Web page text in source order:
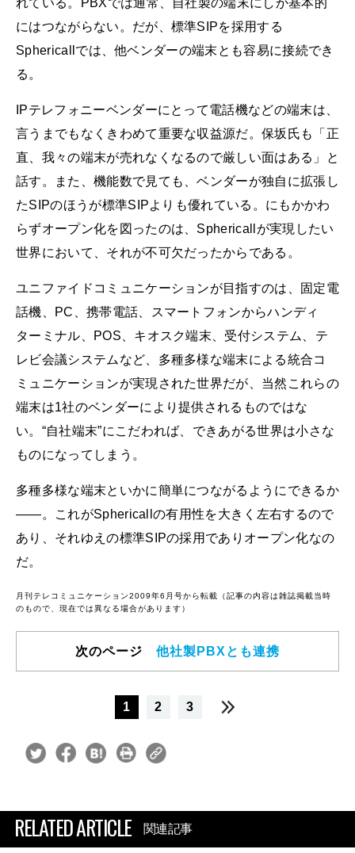
にはつながらない。だが、標準SIPを採用する
Sphericallでは、他ベンダーの端末とも容易に接続でき
る。
IPテレフォニーベンダーにとって電話機などの端末は、
言うまでもなくきわめて重要な収益源だ。保坂氏も「正
直、我々の端末が売れなくなるので厳しい面はある」と
話す。また、機能数で見ても、ベンダーが独自に拡張し
たSIPのほうが標準SIPよりも優れている。にもかかわ
らずオープン化を図ったのは、Sphericallが実現したい
世界において、それが不可欠だったからである。
ユニファイドコミュニケーションが目指すのは、固定電
話機、PC、携帯電話、スマートフォンからハンディ
ターミナル、POS、キオスク端末、受付システム、テ
レビ会議システムなど、多種多様な端末による統合コ
ミュニケーションが実現された世界だが、当然これらの
端末は1社のベンダーにより提供されるものではな
い。“自社端末”にこだわれば、できあがる世界は小さな
ものになってしまう。
多種多様な端末といかに簡単につながるようにできるか
――。これがSphericallの有用性を大きく左右するので
あり、それゆえの標準SIPの採用でありオープン化なの
だ。
月刊テレコミュニケーション2009年6月号から転載（記事の内容は雑誌掲載当時
のもので、現在では異なる場合があります）
次のページ 他社製PBXとも連携
1 2 3
RELATED ARTICLE 関連記事